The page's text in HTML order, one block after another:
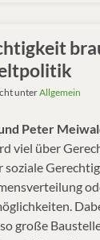
unterAllgemein
Peter
viel über
soziale
große